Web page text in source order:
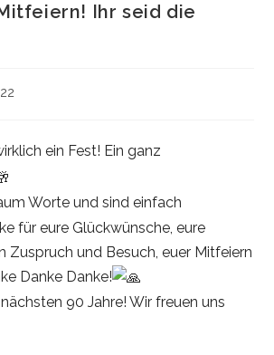
Ihr seid die
ein Fest! Ein ganz
Worte und sind einfach
für eure Glückwünsche, eure
Zuspruch und Besuch, euer Mitfeiern
Danke Danke!
90 Jahre! Wir freuen uns